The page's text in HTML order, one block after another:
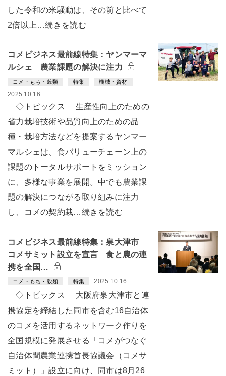
した令和の米騒動は、その前と比べて
2倍以上…続きを読む
コメビジネス最前線特集：ヤンマーマ
ルシェ 農業課題の解決に注力
コメ・もち・穀類 特集 機械・資材
2025.10.16
◇トピックス 生産性向上のための
省力栽培技術や品質向上のための品
種・栽培方法などを提案するヤンマー
マルシェは、食バリューチェーン上の
課題のトータルサポートをミッション
に、多様な事業を展開。中でも農業課
題の解決につながる取り組みに注力
し、コメの契約栽…続きを読む
コメビジネス最前線特集：泉大津市
コメサミット設立を宣言 食と農の連
携を全国…
コメ・もち・穀類 特集 2025.10.16
◇トピックス 大阪府泉大津市と連
携協定を締結した同市を含む16自治体
のコメを活用するネットワーク作りを
全国規模に発展させる「コメがつなぐ
自治体間農業連携首長協議会（コメサ
ミット）」設立に向け、同市は8月26